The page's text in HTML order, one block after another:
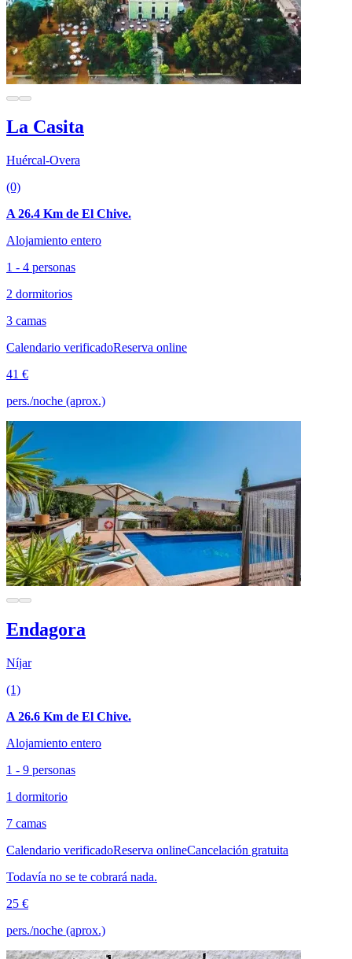
La Casita
Huércal-Overa
(0)
A 26.4 Km de El Chive.
Alojamiento entero
1 - 4 personas
2 dormitorios
3 camas
Calendario verificadoReserva online
41 €
pers./noche (aprox.)
Endagora
Níjar
(1)
A 26.6 Km de El Chive.
Alojamiento entero
1 - 9 personas
1 dormitorio
7 camas
Calendario verificadoReserva onlineCancelación gratuita
Todavía no se te cobrará nada.
25 €
pers./noche (aprox.)